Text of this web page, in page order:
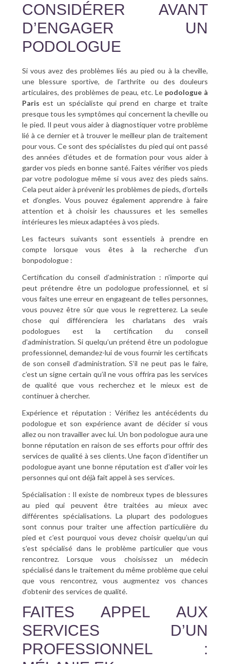
CONSIDÉRER AVANT
D’ENGAGER UN
PODOLOGUE
Si vous avez des problèmes liés au pied ou à la cheville,
une blessure sportive, de l’arthrite ou des douleurs
articulaires, des problèmes de peau, etc. Le podologue à
Paris est un spécialiste qui prend en charge et traite
presque tous les symptômes qui concernent la cheville ou
le pied. Il peut vous aider à diagnostiquer votre problème
lié à ce dernier et à trouver le meilleur plan de traitement
pour vous. Ce sont des spécialistes du pied qui ont passé
des années d’études et de formation pour vous aider à
garder vos pieds en bonne santé. Faites vérifier vos pieds
par votre podologue même si vous avez des pieds sains.
Cela peut aider à prévenir les problèmes de pieds, d’orteils
et d’ongles. Vous pouvez également apprendre à faire
attention et à choisir les chaussures et les semelles
intérieures les mieux adaptées à vos pieds.
Les facteurs suivants sont essentiels à prendre en
compte lorsque vous êtes à la recherche d’un
bonpodologue :
Certification du conseil d’administration : n’importe qui
peut prétendre être un podologue professionnel, et si
vous faites une erreur en engageant de telles personnes,
vous pouvez être sûr que vous le regretterez. La seule
chose qui différenciera les charlatans des vrais
podologues est la certification du conseil
d’administration. Si quelqu’un prétend être un podologue
professionnel, demandez-lui de vous fournir les certificats
de son conseil d’administration. S’il ne peut pas le faire,
c’est un signe certain qu’il ne vous offrira pas les services
de qualité que vous recherchez et le mieux est de
continuer à chercher.
Expérience et réputation : Vérifiez les antécédents du
podologue et son expérience avant de décider si vous
allez ou non travailler avec lui. Un bon podologue aura une
bonne réputation en raison de ses efforts pour offrir des
services de qualité à ses clients. Une façon d’identifier un
podologue ayant une bonne réputation est d’aller voir les
personnes qui ont déjà fait appel à ses services.
Spécialisation : Il existe de nombreux types de blessures
au pied qui peuvent être traitées au mieux avec
différentes spécialisations. La plupart des podologues
sont connus pour traiter une affection particulière du
pied et c’est pourquoi vous devez choisir quelqu’un qui
s’est spécialisé dans le problème particulier que vous
rencontrez. Lorsque vous choisissez un médecin
spécialisé dans le traitement du même problème que celui
que vous rencontrez, vous augmentez vos chances
d’obtenir des services de qualité.
FAITES APPEL AUX
SERVICES D’UN
PROFESSIONNEL :